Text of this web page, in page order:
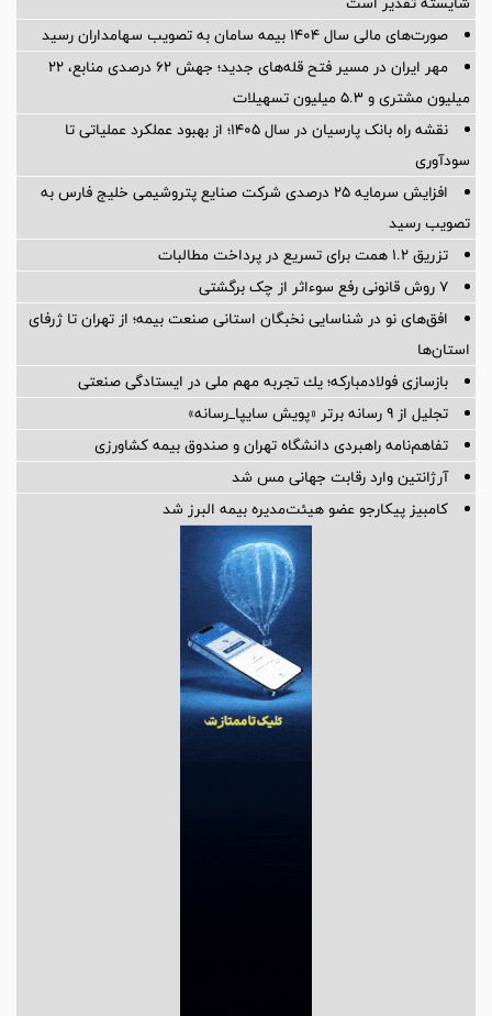
صورت‌های مالی سال ۱۴۰۴ بیمه سامان به تصویب سهامداران رسید
مهر ایران در مسیر فتح قله‌های جدید؛ جهش ۶۲ درصدی منابع، ۲۲
میلیون مشتری و ۵.۳ میلیون تسهیلات
نقشه راه بانک پارسیان در سال ۱۴۰۵؛ از بهبود عملکرد عملیاتی تا
سودآوری
افزایش سرمایه ۲۵ درصدی شرکت صنایع پتروشیمی خلیج فارس به
تصویب رسید
تزریق ۱.۲ همت برای تسریع در پرداخت مطالبات
۷ روش قانونی رفع سوء‌اثر از چک برگشتی
افق‌های نو در شناسایی نخبگان استانی صنعت بیمه؛ از تهران تا ژرفای
استان‌ها
بازسازی فولادمباركه؛ یك تجربه مهم ملی در ایستادگی صنعتی
تجلیل از ۹ رسانه برتر «پویش سایپا_رسانه»
تفاهم‌نامه راهبردی دانشگاه تهران و صندوق بیمه كشاورزی
آرژانتین وارد رقابت جهانی مس شد
کامبیز پیکارجو عضو هیئت‌مدیره بيمه البرز شد